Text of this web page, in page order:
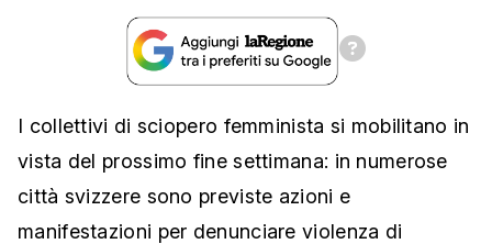
I collettivi di sciopero femminista si mobilitano in
vista del prossimo fine settimana: in numerose
città svizzere sono previste azioni e
manifestazioni per denunciare violenza di